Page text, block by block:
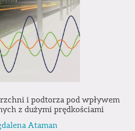
i podtorza pod wpływem
z dużymi prędkościami
Ataman